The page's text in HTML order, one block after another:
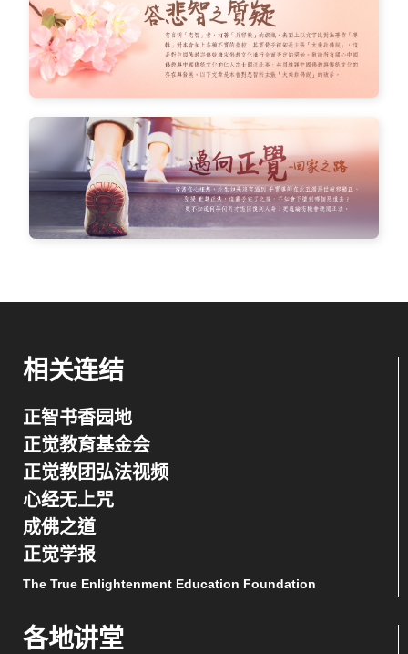
相关连结
正智书香园地
正觉教育基金会
正觉教团弘法视频
心经无上咒
成佛之道
正觉学报
The True Enlightenment Education Foundation
各地讲堂